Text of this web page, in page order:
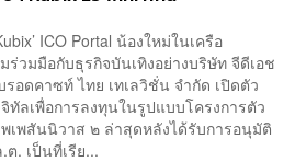
ICO Portal น้องใหม่ในเครือ
วมมือกับธุรกิจบันเทิงอย่างบริษัท จีดีเอช
อดคาซท์ ไทย เทเลวิชั่น จำกัด เปิดตัว
ทัลเพื่อการลงทุนในรูปแบบโครงการตัว
เพสันนิวาส ๒ ล่าสุดหลังได้รับการอนุมัติ
. เป็นที่เรีย...